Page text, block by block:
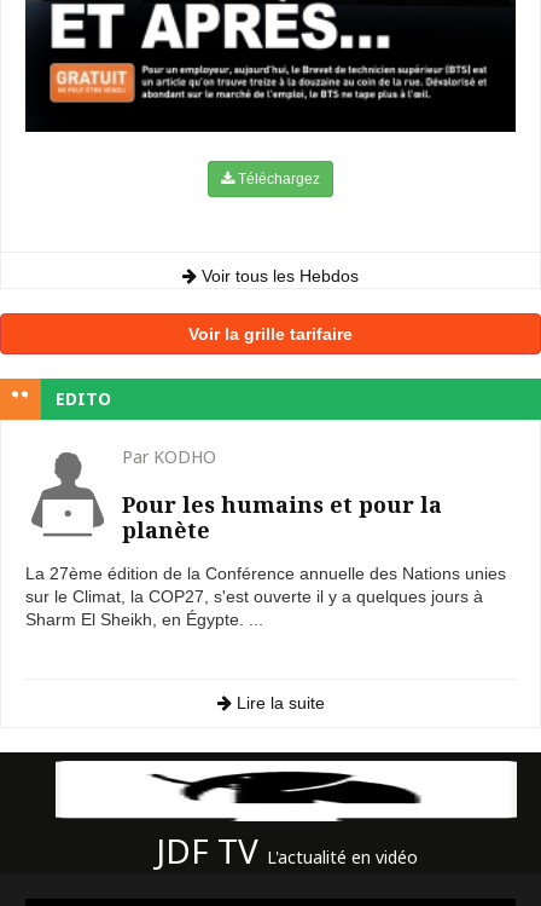
Téléchargez
Voir tous les Hebdos
Voir la grille tarifaire
EDITO
Par KODHO
Pour les humains et pour la
planète
La 27ème édition de la Conférence annuelle des Nations unies
sur le Climat, la COP27, s'est ouverte il y a quelques jours à
Sharm El Sheikh, en Égypte. ...
Lire la suite
JDF TV L'actualité en vidéo